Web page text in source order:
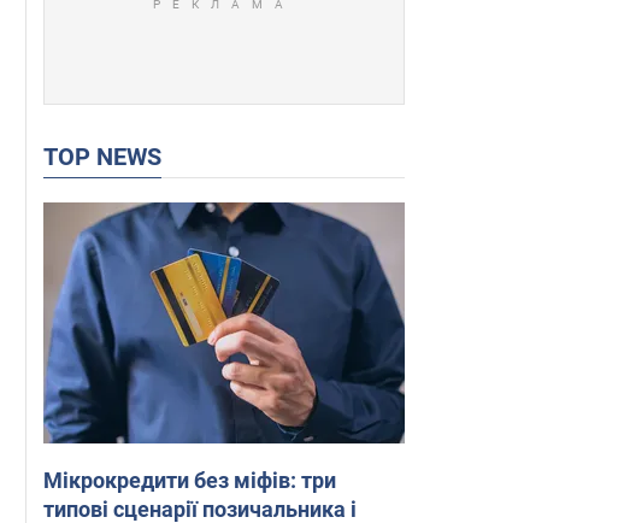
TOP NEWS
Мікрокредити без міфів: три
типові сценарії позичальника і